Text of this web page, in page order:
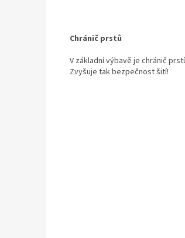
Chránič prstů
V základní výbavě je chránič
Zvyšuje tak bezpečnost šití!